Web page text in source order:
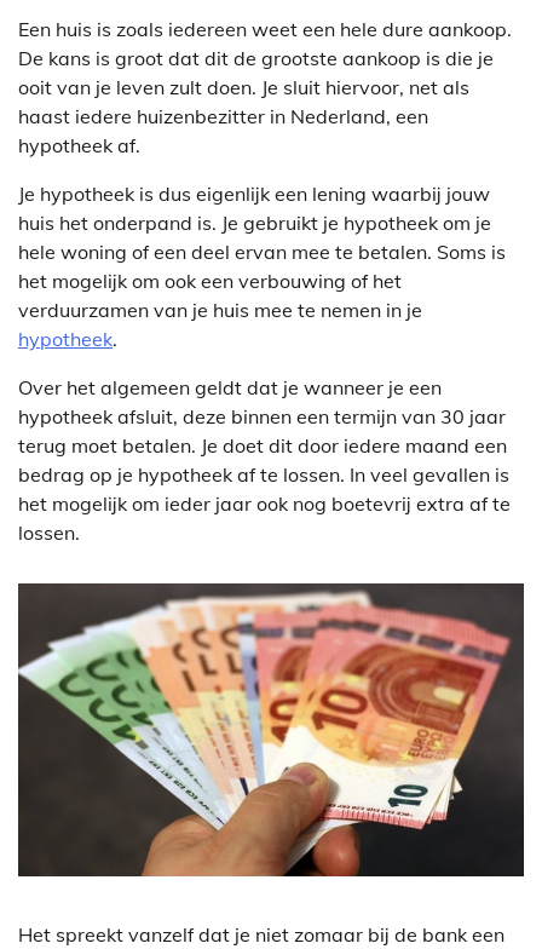
Een huis is zoals iedereen weet een hele dure aankoop.
De kans is groot dat dit de grootste aankoop is die je
ooit van je leven zult doen. Je sluit hiervoor, net als
haast iedere huizenbezitter in Nederland, een
hypotheek af.
Je hypotheek is dus eigenlijk een lening waarbij jouw
huis het onderpand is. Je gebruikt je hypotheek om je
hele woning of een deel ervan mee te betalen. Soms is
het mogelijk om ook een verbouwing of het
verduurzamen van je huis mee te nemen in je
hypotheek.
Over het algemeen geldt dat je wanneer je een
hypotheek afsluit, deze binnen een termijn van 30 jaar
terug moet betalen. Je doet dit door iedere maand een
bedrag op je hypotheek af te lossen. In veel gevallen is
het mogelijk om ieder jaar ook nog boetevrij extra af te
lossen.
Het spreekt vanzelf dat je niet zomaar bij de bank een